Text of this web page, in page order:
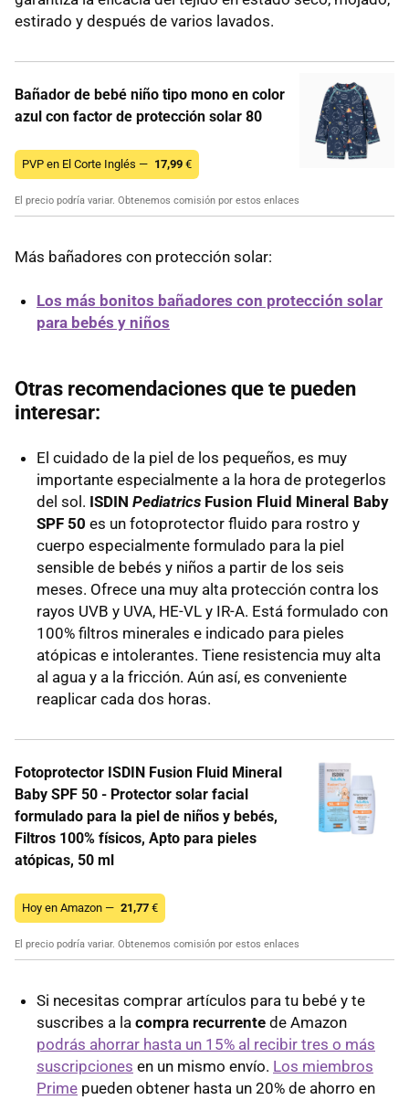
estirado y después de varios lavados.
Bañador de bebé niño tipo mono en color
azul con factor de protección solar 80
PVP en El Corte Inglés — 17,99 €
El precio podría variar. Obtenemos comisión por estos enlaces
Más bañadores con protección solar:
Los más bonitos bañadores con protección solar
para bebés y niños
Otras recomendaciones que te pueden
interesar:
El cuidado de la piel de los pequeños, es muy
importante especialmente a la hora de protegerlos
del sol. ISDIN Pediatrics Fusion Fluid Mineral Baby
SPF 50 es un fotoprotector fluido para rostro y
cuerpo especialmente formulado para la piel
sensible de bebés y niños a partir de los seis
meses. Ofrece una muy alta protección contra los
rayos UVB y UVA, HE-VL y IR-A. Está formulado con
100% filtros minerales e indicado para pieles
atópicas e intolerantes. Tiene resistencia muy alta
al agua y a la fricción. Aún así, es conveniente
reaplicar cada dos horas.
Fotoprotector ISDIN Fusion Fluid Mineral
Baby SPF 50 - Protector solar facial
formulado para la piel de niños y bebés,
Filtros 100% físicos, Apto para pieles
atópicas, 50 ml
Hoy en Amazon — 21,77 €
El precio podría variar. Obtenemos comisión por estos enlaces
Si necesitas comprar artículos para tu bebé y te
suscribes a la compra recurrente de Amazon
podrás ahorrar hasta un 15% al recibir tres o más
suscripciones en un mismo envío. Los miembros
Prime pueden obtener hasta un 20% de ahorro en